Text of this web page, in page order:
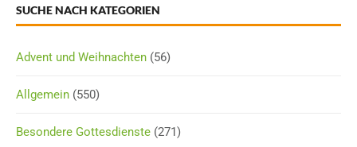
SUCHE NACH KATEGORIEN
Advent und Weihnachten (56)
Allgemein (550)
Besondere Gottesdienste (271)